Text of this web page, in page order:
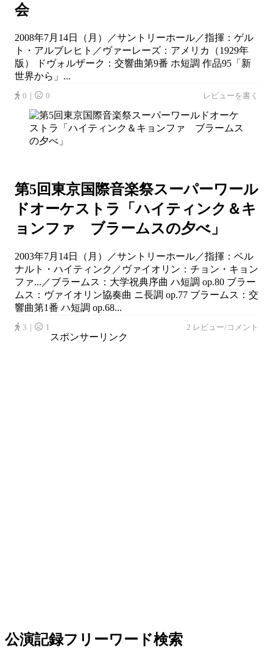
会
2008年7月14日（月）／サントリーホール／指揮：ゲル
ト・アルブレヒト／ヴァーレーズ：アメリカ（1929年
版） ドヴォルザーク：交響曲第9番 ホ短調 作品95「新
世界から」...
0｜ 0 レビューを書く
第5回東京国際音楽祭スーパーワール
ドオーケストラ「ハイティンク＆キ
ョンファ ブラームスの夕べ」
2003年7月14日（月）／サントリーホール／指揮：ベル
ナルト・ハイティンク／ヴァイオリン：チョン・キョン
ファ...／ブラームス：大学祝典序曲 ハ短調 op.80 ブラー
ムス：ヴァイオリン協奏曲 ニ長調 op.77 ブラームス：交
響曲第1番 ハ短調 op.68...
3｜ 1 2 レビュー/コメント
スポンサーリンク
公演記録フリーワード検索